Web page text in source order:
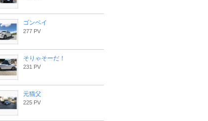
ゴンベイ
277 PV
そりゃそーだ！
231 PV
元猫父
225 PV